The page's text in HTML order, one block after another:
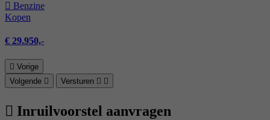
Benzine
Kopen
€ 29.950,-
Vorige
Volgende
Versturen
Inruilvoorstel aanvragen